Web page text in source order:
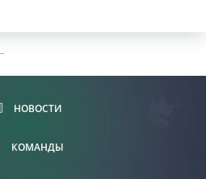
НОВОСТИ
КОМАНДЫ